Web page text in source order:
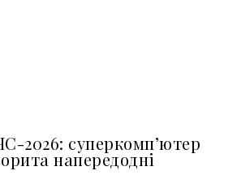
2026: суперкомп’ютер
напередодні